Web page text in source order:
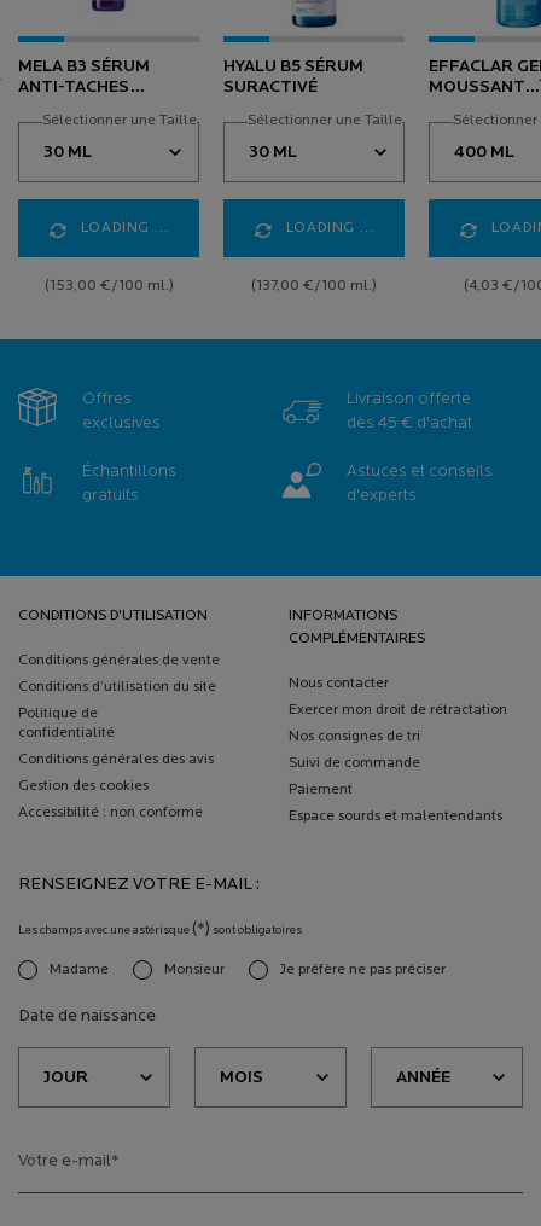
MELA B3 SÉRUM
ANTI-TACHES
INTENSIF
Sélectionner une Taille
LOADING ...
(153,00 €/100 ml.)
HYALU B5 SÉRUM
SURACTIVÉ
Sélectionner une Taille
LOADING ...
(137,00 €/100 ml.)
EFFACLAR
MOUSSANT
NETTOYANT
GRASSE
(4,03 €/
Offres
exclusives
Livraison offerte
dès 45 € d'achat
Échantillons
gratuits
Astuces et conseils
d'experts
CONDITIONS D'UTILISATION
Conditions générales de vente
Conditions d’utilisation du site
Politique de
confidentialité
Conditions générales des avis
Gestion des cookies
Accessibilité : non conforme
INFORMATIONS
COMPLÉMENTAIRES
Nous contacter
Exercer mon droit de rétractation
Nos consignes de tri
Suivi de commande
Paiement
Espace sourds et malentendants
RENSEIGNEZ VOTRE E-MAIL :
Les champs avec une astérisque (*) sont obligatoires
newslettersignup.title.legend
Madame Monsieur Je préfère ne pas préciser
Date de naissance
Votre e-mail*